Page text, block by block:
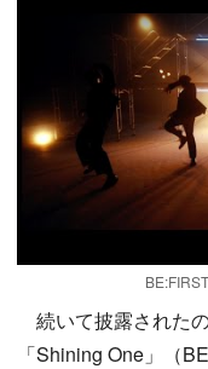
続いて披露された
「Shining One」（